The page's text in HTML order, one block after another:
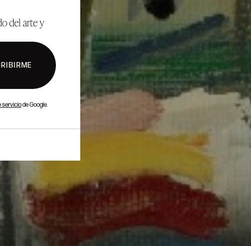
del arte y
serviciode Google.